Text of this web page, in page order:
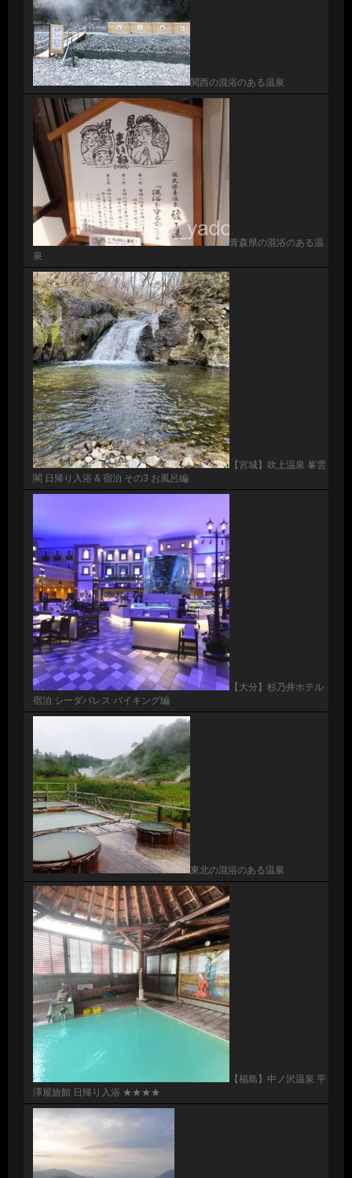
関西の混浴のある温泉
青森県の混浴のある温
泉
【宮城】吹上温泉 峯雲
閣 日帰り入浴 & 宿泊 その3 お風呂編
【大分】杉乃井ホテル
宿泊 シーダパレス バイキング編
東北の混浴のある温泉
【福島】中ノ沢温泉 平
澤屋旅館 日帰り入浴 ★★★★